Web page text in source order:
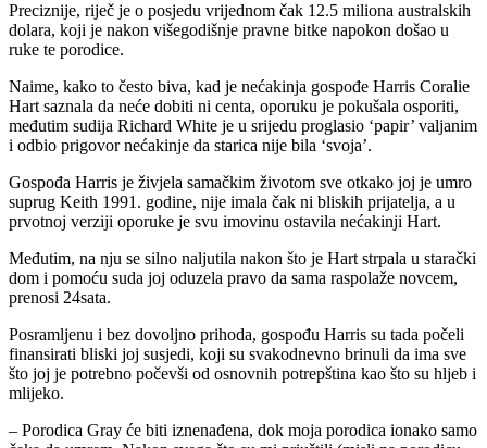
Preciznije, riječ je o posjedu vrijednom čak 12.5 miliona australskih
dolara, koji je nakon višegodišnje pravne bitke napokon došao u
ruke te porodice.
Naime, kako to često biva, kad je nećakinja gospođe Harris Coralie
Hart saznala da neće dobiti ni centa, oporuku je pokušala osporiti,
međutim sudija Richard White je u srijedu proglasio ‘papir’ valjanim
i odbio prigovor nećakinje da starica nije bila ‘svoja’.
Gospođa Harris je živjela samačkim životom sve otkako joj je umro
suprug Keith 1991. godine, nije imala čak ni bliskih prijatelja, a u
prvotnoj verziji oporuke je svu imovinu ostavila nećakinji Hart.
Međutim, na nju se silno naljutila nakon što je Hart strpala u starački
dom i pomoću suda joj oduzela pravo da sama raspolaže novcem,
prenosi 24sata.
Posramljenu i bez dovoljno prihoda, gospođu Harris su tada počeli
finansirati bliski joj susjedi, koji su svakodnevno brinuli da ima sve
što joj je potrebno počevši od osnovnih potrepština kao što su hljeb i
mlijeko.
– Porodica Gray će biti iznenađena, dok moja porodica ionako samo